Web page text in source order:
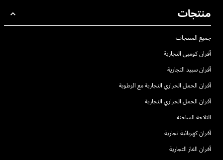
منتجات
جميع المنتجات
أفران كومبي التجارية
أفران سبيد التجارية
أفران الحمل الحراري التجارية مع الرطوبة
أفران الحمل الحراري التجارية
الثلاجة الساخنة
أفران كهربائية تجارية
أفران الغاز التجارية